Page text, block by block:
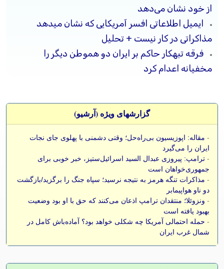
از خود نشان می‌دهد
ایمیل اطلاعاتی افسر آمریکایی که نشان میدهد
مذاکراتی در کار نیست + تحلیل
فرقه تبهکار حاکم بر ایران دو هموطن دیگر را
مخفیانه اعدام کرد
گزارشهای ویژه (آرشيو)
- مقاله: اپوزیسیون بی‌راه‌حل؛ وقتی دشمنی با پهلوی جای نجات
ایران را می‌گیرد
- ترامپ: پیروزی عبدال السید اسرائیل‌ستیز، خبر خوبی برای
جمهوری‌خواهان است
- مذاکرات تنگه هرمز به نتیجه نرسید؛ سپاه جنگ را برگزید/بازگشت
دو ناو هواپیمابر
- ونزوئلا؛ منتقدان ترامپ اذعان می‌کنند که حق با او بود وضعیت
بهبود یافته است
- حمله احتمالی آمریکا چه شکلی خواهد بود؟ آماده‌باش کامل در
شمال غرب ایران